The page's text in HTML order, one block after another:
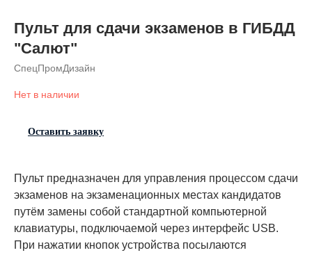
Пульт для сдачи экзаменов в ГИБДД
"Салют"
СпецПромДизайн
Нет в наличии
Оставить заявку
Пульт предназначен для управления процессом сдачи
экзаменов на экзаменационных местах кандидатов
путём замены собой стандартной компьютерной
клавиатуры, подключаемой через интерфейс USB.
При нажатии кнопок устройства посылаются